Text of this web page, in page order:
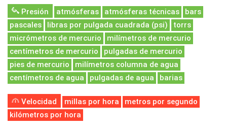
Presión atmósferas atmósferas técnicas
bars
pascales
libras por pulgada cuadrada (psi)
torrs
micrómetros de mercurio
milímetros de mercurio
centímetros de mercurio
pulgadas de mercurio
pies de mercurio
milímetros columna de agua
centímetros de agua
pulgadas de agua barias
Velocidad millas por hora
metros por segundo
kilómetros por hora